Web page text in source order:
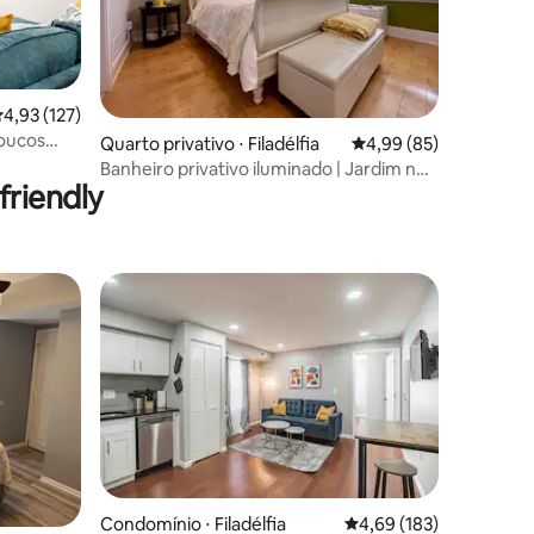
de uma avaliação média de 5, 127 avaliações
4,93 (127)
Quarto privativo ⋅ Filadélfia 4,99 de uma
4,99 (85)
Banheiro privativo iluminado | Jardim no
terraço | Com um GATO!
Condomínio ⋅ Filadélfia 4,69 de uma avaliação
4,69 (183)